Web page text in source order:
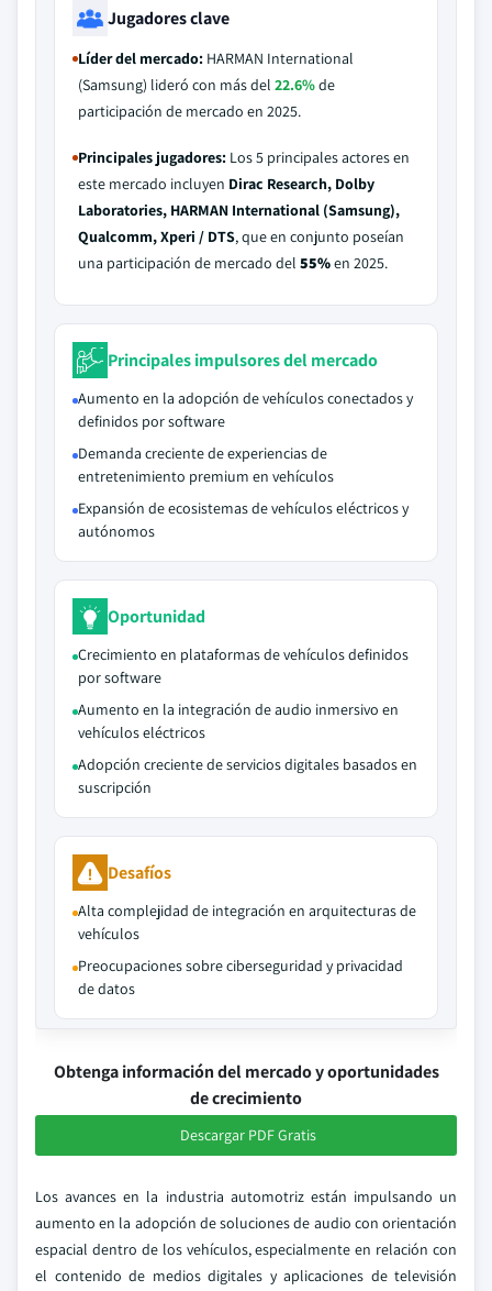
Jugadores clave
Líder del mercado: HARMAN International
(Samsung) lideró con más del 22.6%de
participación de mercado en 2025.
Principales jugadores: Los 5 principales actores en
este mercado incluyen Dirac Research, Dolby
Laboratories, HARMAN International (Samsung),
Qualcomm, Xperi / DTS, que en conjunto poseían
una participación de mercado del 55%en 2025.
Principales impulsores del mercado
Aumento en la adopción de vehículos conectados y
definidos por software
Demanda creciente de experiencias de
entretenimiento premium en vehículos
Expansión de ecosistemas de vehículos eléctricos y
autónomos
Oportunidad
Crecimiento en plataformas de vehículos definidos
por software
Aumento en la integración de audio inmersivo en
vehículos eléctricos
Adopción creciente de servicios digitales basados en
suscripción
Desafíos
Alta complejidad de integración en arquitecturas de
vehículos
Preocupaciones sobre ciberseguridad y privacidad
de datos
Obtenga información del mercado y oportunidades
de crecimiento
Descargar PDF Gratis
Los avances en la industria automotriz están impulsando un
aumento en la adopción de soluciones de audio con orientación
espacial dentro de los vehículos, especialmente en relación con
el contenido de medios digitales y aplicaciones de televisión